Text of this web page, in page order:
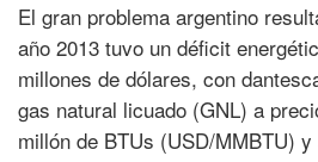
El gran problema argentino
año 2013 tuvo un déficit
millones de dólares, con
gas natural licuado (GNL) a
millón de BTUs (USD/MMBTU)